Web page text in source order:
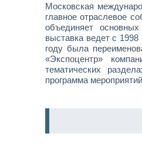
Московская
главное отраслевое
объединяет
выставка ведет с
году была
«Экспоцентр»
тематических
программа